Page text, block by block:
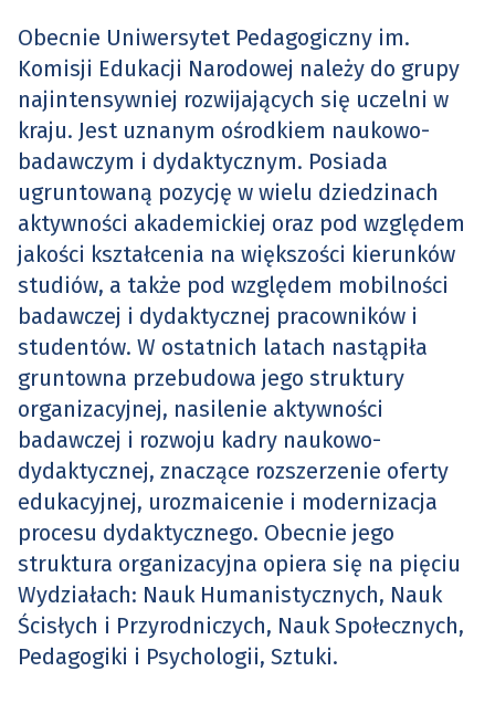
Obecnie Uniwersytet Pedagogiczny im.
Komisji Edukacji Narodowej należy do grupy
najintensywniej rozwijających się uczelni w
kraju. Jest uznanym ośrodkiem naukowo-
badawczym i dydaktycznym. Posiada
ugruntowaną pozycję w wielu dziedzinach
aktywności akademickiej oraz pod względem
jakości kształcenia na większości kierunków
studiów, a także pod względem mobilności
badawczej i dydaktycznej pracowników i
studentów. W ostatnich latach nastąpiła
gruntowna przebudowa jego struktury
organizacyjnej, nasilenie aktywności
badawczej i rozwoju kadry naukowo-
dydaktycznej, znaczące rozszerzenie oferty
edukacyjnej, urozmaicenie i modernizacja
procesu dydaktycznego. Obecnie jego
struktura organizacyjna opiera się na pięciu
Wydziałach: Nauk Humanistycznych, Nauk
Ścisłych i Przyrodniczych, Nauk Społecznych,
Pedagogiki i Psychologii, Sztuki.